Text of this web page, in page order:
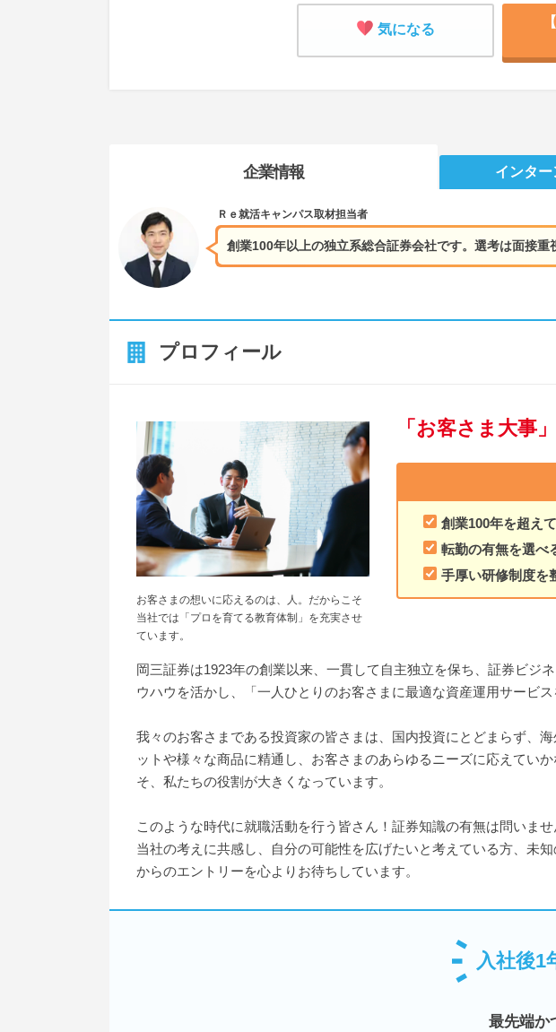
気になる
企業情報 インタ
創業100年以上の独立系総合証券会社です。選考は面接
Ｒｅ就活キャンパス取材担当者
プロフィール
「お客さま大事
創業100年を超え
転勤の有無を選べ
手厚い研修制度を
お客さまの想いに応えるのは、人。だからこそ
当社では「プロを育てる教育体制」を充実させ
ています。
岡三証券は1923年の創業以来、一貫して自主独立を保ち、証券ビジ
ウハウを活かし、「一人ひとりのお客さまに最適な資産運用サービ
我々のお客さまである投資家の皆さまは、国内投資にとどまらず、
ットや様々な商品に精通し、お客さまのあらゆるニーズに応えてい
そ、私たちの役割が大きくなっています。
このような時代に就職活動を行う皆さん！証券知識の有無は問いませ
当社の考えに共感し、自分の可能性を広げたいと考えている方、未
からのエントリーを心よりお待ちしています。
入社後1
最先端か